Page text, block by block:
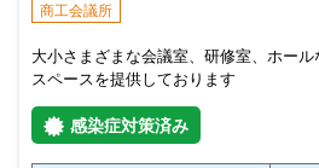
商工会議所
大小さまざまな会議室、研修室、ホー
スペースを提供しております
感染症対策済み